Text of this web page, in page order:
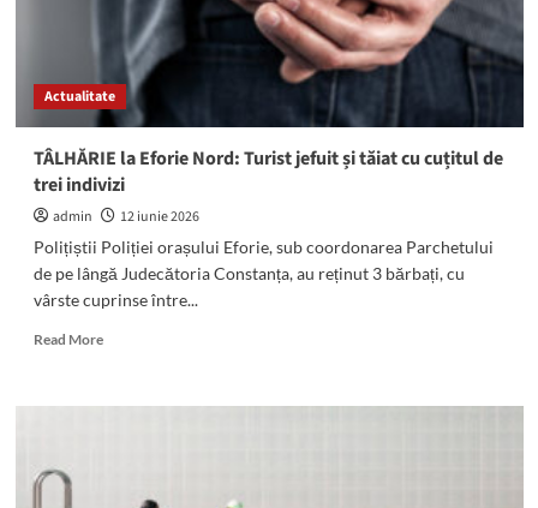
Actualitate
TÂLHĂRIE la Eforie Nord: Turist jefuit și tăiat cu cuțitul de
trei indivizi
admin
12 iunie 2026
Polițiștii Poliției orașului Eforie, sub coordonarea Parchetului
de pe lângă Judecătoria Constanța, au reținut 3 bărbați, cu
vârste cuprinse între...
Read MoreRead
TÂLHĂRIE